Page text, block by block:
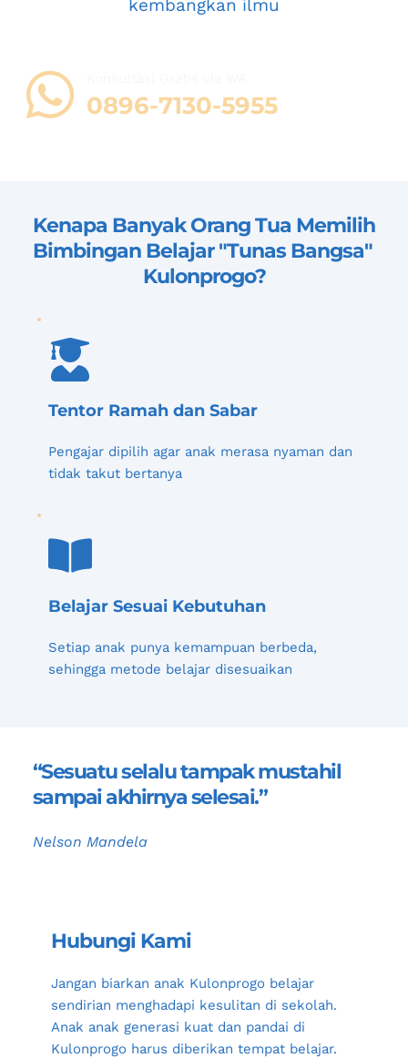
kembangkan ilmu
0896-7130-5955
Kenapa Banyak Orang Tua Memilih
Bimbingan Belajar "Tunas Bangsa"
Kulonprogo?
Tentor Ramah dan Sabar
Pengajar dipilih agar anak merasa nyaman dan
tidak takut bertanya
Belajar Sesuai Kebutuhan
Setiap anak punya kemampuan berbeda,
sehingga metode belajar disesuaikan
“Sesuatu selalu tampak mustahil
sampai akhirnya selesai.”
Nelson Mandela
Hubungi Kami
Jangan biarkan anak Kulonprogo belajar
sendirian menghadapi kesulitan di sekolah.
Kulonprogo harus diberikan tempat belajar.